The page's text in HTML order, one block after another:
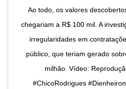
Ao todo, os valores
chegariam a R$ 100 mil. A
irregularidades em
público, que teriam gerado
milhão. Vídeo:
#ChicoRodrigues